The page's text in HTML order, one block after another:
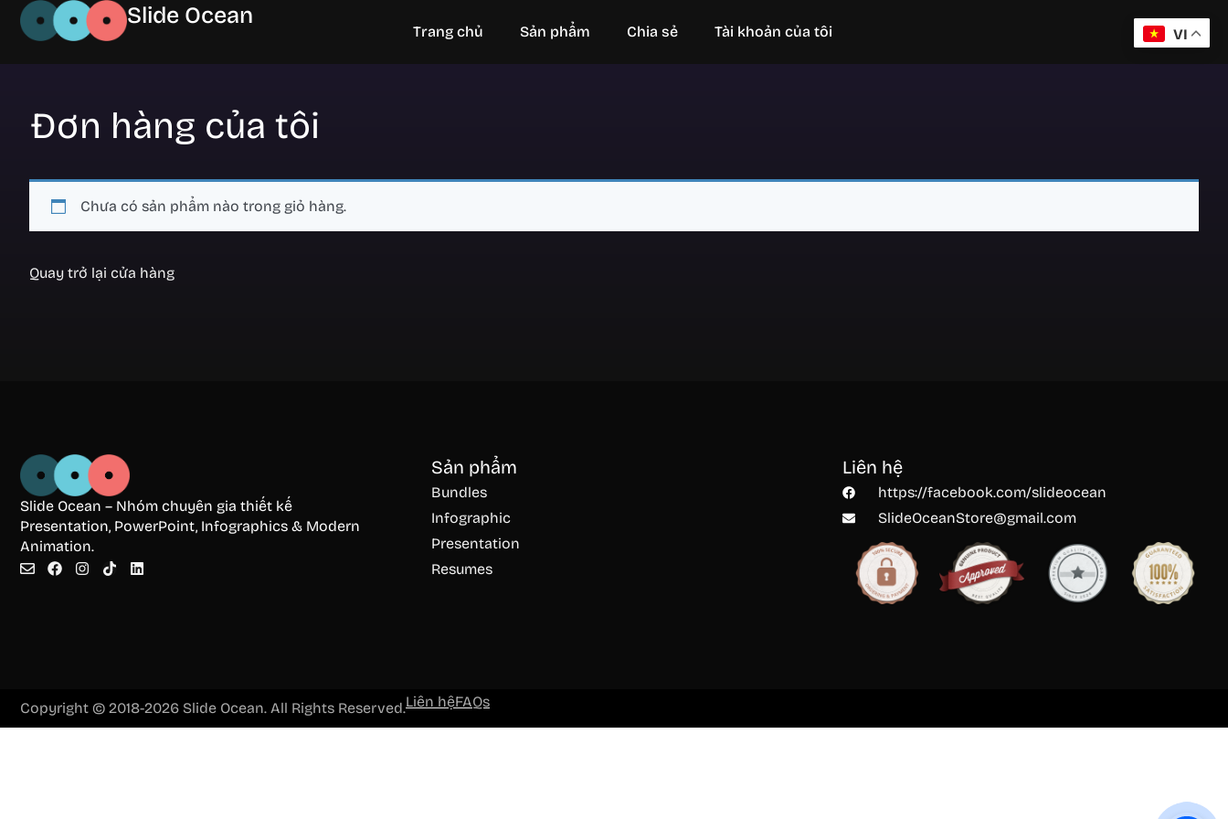
Slide Ocean
Trang chủ Sản phẩm Chia sẻ Tài khoản của tôi
Đơn hàng của tôi
Chưa có sản phẩm nào trong giỏ hàng.
Quay trở lại cửa hàng
Slide Ocean – Nhóm chuyên gia thiết kế
Presentation, PowerPoint, Infographics & Modern
Animation.
Sản phẩm
Bundles
Infographic
Presentation
Resumes
Liên hệ
https://facebook.com/slideocean
SlideOceanStore@gmail.com
Copyright © 2018-2026 Slide Ocean. All Rights Reserved.Liên hệFAQs
VI